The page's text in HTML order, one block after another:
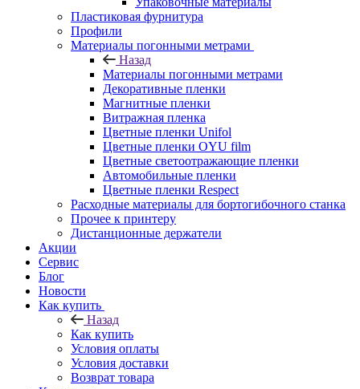
Пластиковая фурнитура
Профили
Материалы погонными метрами
Назад
Материалы погонными метрами
Декоративные пленки
Магнитные пленки
Витражная пленка
Цветные пленки Unifol
Цветные пленки OYU film
Цветные светоотражающие пленки
Автомобильные пленки
Цветные пленки Respect
Расходные материалы для бортогибочного станка
Прочее к принтеру
Дистанционные держатели
Акции
Сервис
Блог
Новости
Как купить
Назад
Как купить
Условия оплаты
Условия доставки
Возврат товара